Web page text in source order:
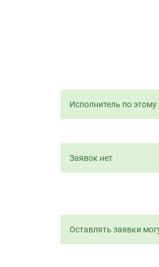
Исполнитель по
Заявок нет
Оставлять заявки